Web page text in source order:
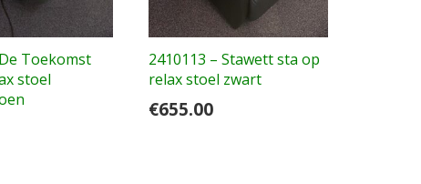
Toekomst
stoel
2410113 – Stawett sta op
relax stoel zwart
€655.00